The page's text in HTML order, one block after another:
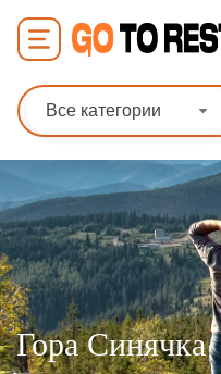
Все категории
Гора Синячка